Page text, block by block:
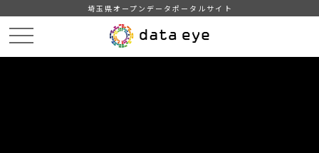
埼玉県オープンデータポータルサイト